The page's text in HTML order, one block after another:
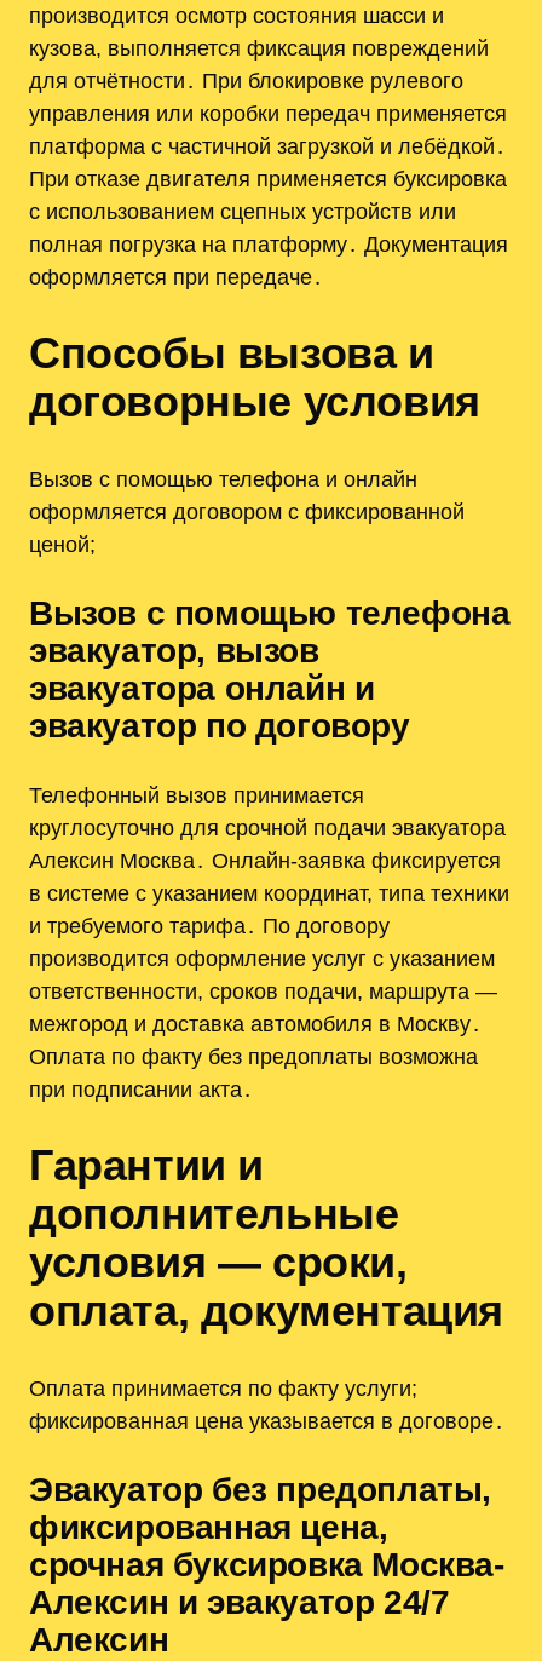
производится осмотр состояния шасси и
кузова, выполняется фиксация повреждений
для отчётности․ При блокировке рулевого
управления или коробки передач применяется
платформа с частичной загрузкой и лебёдкой․
При отказе двигателя применяется буксировка
с использованием сцепных устройств или
полная погрузка на платформу․ Документация
оформляется при передаче․
Способы вызова и
договорные условия
Вызов с помощью телефона и онлайн
оформляется договором с фиксированной
ценой;
Вызов с помощью телефона
эвакуатор, вызов
эвакуатора онлайн и
эвакуатор по договору
Телефонный вызов принимается
круглосуточно для срочной подачи эвакуатора
Алексин Москва․ Онлайн-заявка фиксируется
в системе с указанием координат, типа техники
и требуемого тарифа․ По договору
производится оформление услуг с указанием
ответственности, сроков подачи, маршрута —
межгород и доставка автомобиля в Москву․
Оплата по факту без предоплаты возможна
при подписании акта․
Гарантии и
дополнительные
условия — сроки,
оплата, документация
Оплата принимается по факту услуги;
фиксированная цена указывается в договоре․
Эвакуатор без предоплаты,
фиксированная цена,
срочная буксировка Москва-
Алексин и эвакуатор 24/7
Алексин